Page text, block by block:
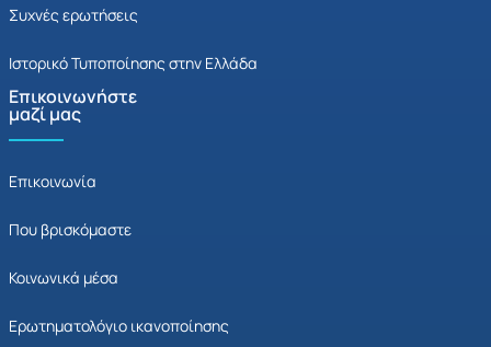
Συχνές ερωτήσεις
Ιστορικό Τυποποίησης στην Ελλάδα
Επικοινωνήστε
μαζί μας
Επικοινωνία
Που βρισκόμαστε
Κοινωνικά μέσα
Ερωτηματολόγιο ικανοποίησης